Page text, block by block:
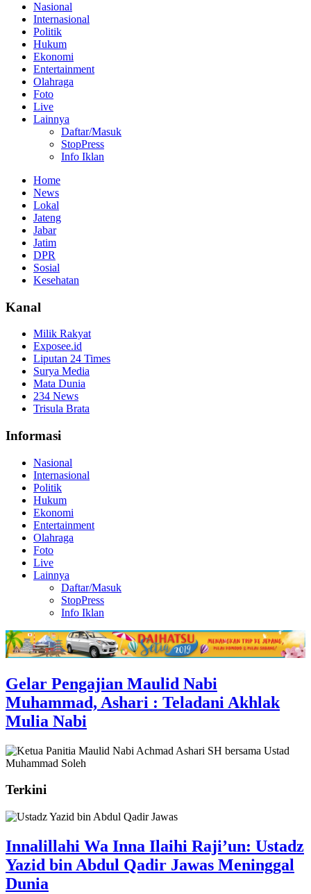
Nasional
Internasional
Politik
Hukum
Ekonomi
Entertainment
Olahraga
Foto
Live
Lainnya
Daftar/Masuk
StopPress
Info Iklan
Home
News
Lokal
Jateng
Jabar
Jatim
DPR
Sosial
Kesehatan
Kanal
Milik Rakyat
Exposee.id
Liputan 24 Times
Surya Media
Mata Dunia
234 News
Trisula Brata
Informasi
Nasional
Internasional
Politik
Hukum
Ekonomi
Entertainment
Olahraga
Foto
Live
Lainnya
Daftar/Masuk
StopPress
Info Iklan
Gelar Pengajian Maulid Nabi
Muhammad, Ashari : Teladani Akhlak
Mulia Nabi
Terkini
Innalillahi Wa Inna Ilaihi Raji’un: Ustadz
Yazid bin Abdul Qadir Jawas Meninggal
Dunia